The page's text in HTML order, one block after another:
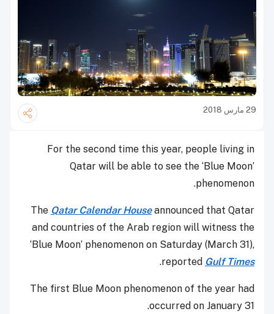
29 مارس 2018
For the second time this year, people living in
Qatar will be able to see the ‘Blue Moon’
phenomenon.
The Qatar Calendar Houseannounced that Qatar
and countries of the Arab region will witness the
‘Blue Moon’ phenomenon on Saturday (March 31),
reported Gulf Times
.
The first Blue Moon phenomenon of the year had
occurred on January 31.